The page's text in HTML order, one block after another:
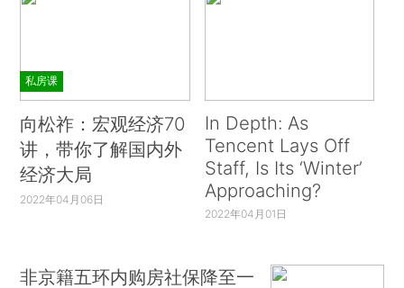
私房课
向松祚：宏观经济70
讲，带你了解国内外
经济大局
2022年04月06日
In Depth: As
Tencent Lays Off
Staff, Is Its ‘Winter’
Approaching?
2022年04月01日
非京籍五环内购房社保降至一